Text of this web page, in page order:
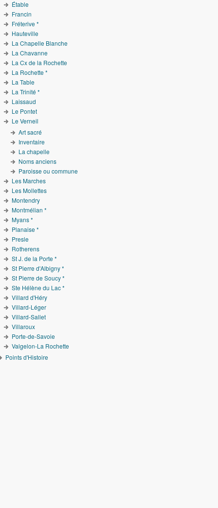
Étable
Francin
Fréterive *
Hauteville
La Chapelle Blanche
La Chavanne
La Cx de la Rochette
La Rochette *
La Table
La Trinité *
Laissaud
Le Pontet
Le Verneil
Art sacré
Inventaire
La chapelle
Noms anciens
Paroisse ou commune
Les Marches
Les Mollettes
Montendry
Montmélian *
Myans *
Planaise *
Presle
Rotherens
St J. de la Porte *
St Pierre d'Albigny *
St Pierre de Soucy *
Ste Hélène du Lac *
Villard d'Héry
Villard-Léger
Villard-Sallet
Villaroux
Porte-de-Savoie
Valgelon-La Rochette
Points d'Histoire